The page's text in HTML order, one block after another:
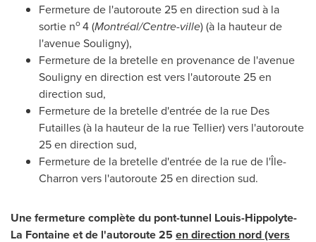
Fermeture de l'autoroute 25 en direction sud à la
sortie no4 (Montréal/Centre-ville) (à la hauteur de
l'avenue Souligny),
Fermeture de la bretelle en provenance de l'avenue
Souligny en direction est vers l'autoroute 25 en
direction sud,
Fermeture de la bretelle d'entrée de la rue Des
Futailles (à la hauteur de la rue Tellier) vers l'autoroute
25 en direction sud,
Fermeture de la bretelle d'entrée de la rue de l'Île-
Charron vers l'autoroute 25 en direction sud.
Une fermeture complète du pont-tunnel Louis-Hippolyte-
La Fontaineet de l'autoroute 25 en direction nord (vers